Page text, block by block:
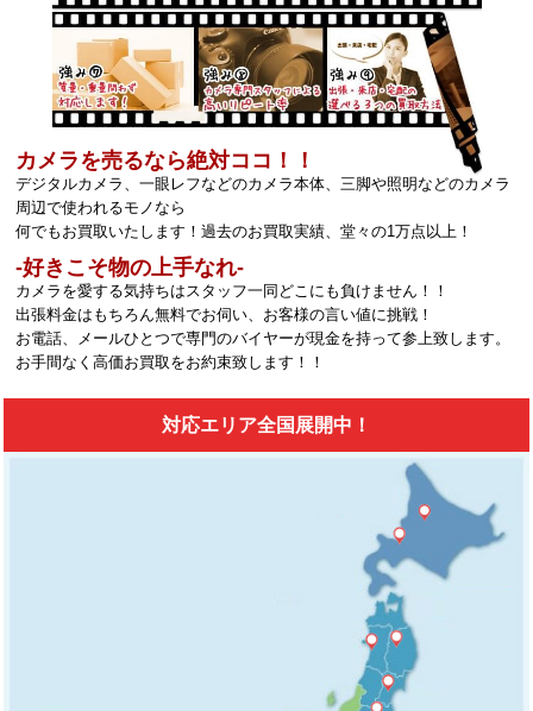
カメラを売るなら絶対ココ！！
デジタルカメラ、一眼レフなどのカメラ本体、三脚や照明などのカメラ
周辺で使われるモノなら
何でもお買取いたします！過去のお買取実績、堂々の1万点以上！
‐好きこそ物の上手なれ‐
カメラを愛する気持ちはスタッフ一同どこにも負けません！！
出張料金はもちろん無料でお伺い、お客様の言い値に挑戦！
お電話、メールひとつで専門のバイヤーが現金を持って参上致します。
お手間なく高価お買取をお約束致します！！
対応エリア全国展開中！